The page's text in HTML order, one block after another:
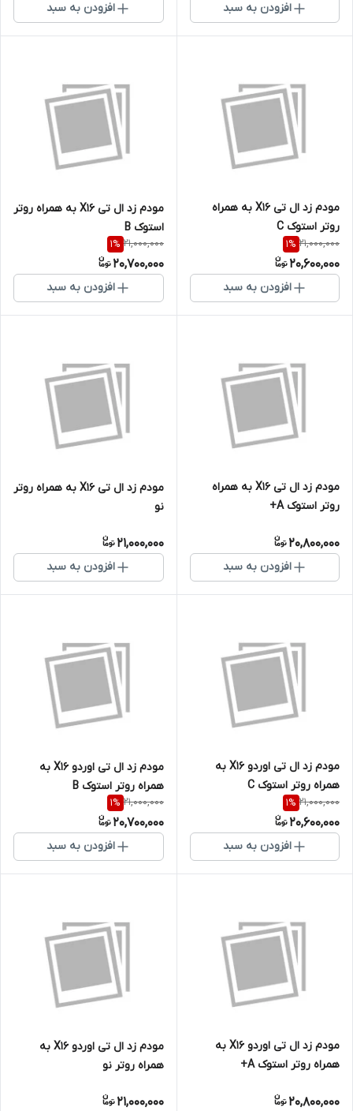
افزودن به سبد افزودن به سبد
مودم زد ال تی X16 به همراه
روتر استوک C
21,000,000
1%
20,600,000
افزودن به سبد
مودم زد ال تی X16 به همراه روتر
استوک B
21,000,000
1%
20,700,000
افزودن به سبد
مودم زد ال تی X16 به همراه
روتر استوک A+
20,800,000
افزودن به سبد
مودم زد ال تی X16 به همراه روتر
نو
21,000,000
افزودن به سبد
مودم زد ال تی اوردو X16 به
همراه روتر استوک C
21,000,000
1%
20,600,000
افزودن به سبد
مودم زد ال تی اوردو X16 به
همراه روتر استوک B
21,000,000
1%
20,700,000
افزودن به سبد
مودم زد ال تی اوردو X16 به
همراه روتر استوک A+
20,800,000
مودم زد ال تی اوردو X16 به
همراه روتر نو
21,000,000